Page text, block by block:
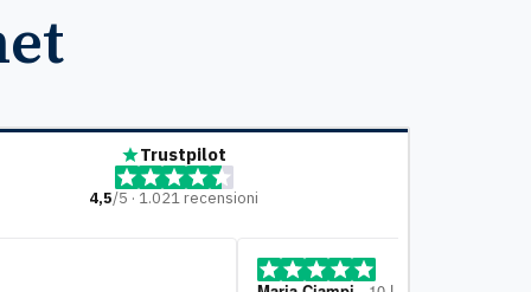
Trustpilot
4,5/5 · 1.021 recensioni